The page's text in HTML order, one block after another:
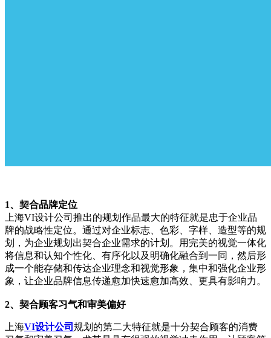
1、契合品牌定位
上海VI设计公司推出的规划作品最大的特征就是忠于企业品
牌的战略性定位。通过对企业标志、色彩、字样、造型等的规
划，为企业规划出契合企业需求的计划。用完美的视觉一体化
将信息和认知个性化、有序化以及明确化融合到一同，然后形
成一个能存储和传达企业理念和视觉形象，集中和强化企业形
象，让企业品牌信息传递愈加快速愈加高效、更具有影响力。
2、契合顾客习气和审美偏好
上海VI设计公司 规划的第二大特征就是十分契合顾客的消费